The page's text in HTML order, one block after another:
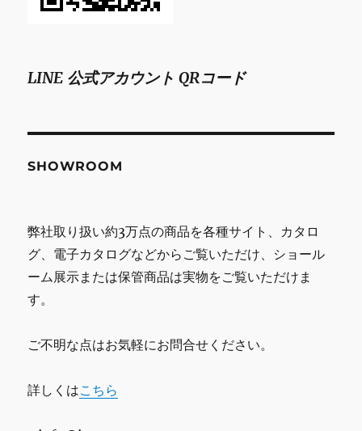
LINE 公式アカウント QRコード
SHOWROOM
弊社取り扱い約3万点の商品を各種サイト、カタロ
グ、電子カタログなどからご覧いただけ、ショール
ーム展示または保管商品は実物をご覧いただけま
す。
ご不明な点はお気軽にお問合せください。
詳しくはこちら